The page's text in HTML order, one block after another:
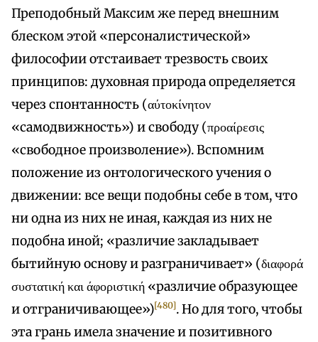
Преподобный Максим же перед внешним
блеском этой «персоналистической»
философии отстаивает трезвость своих
принципов: духовная природа определяется
через спонтанность (αύτοκίνητον
«самодвижность») и свободу (προαίρεσις
«свободное произволение»). Вспомним
положение из онтологического учения о
движении: все вещи подобны себе в том, что
ни одна из них не иная, каждая из них не
подобна иной; «различие закладывает
бытийную основу и разграничивает» (διαφορά
συστατική και άφοριστική «различие образующее
и отграничивающее»)[480]. Но для того, чтобы
эта грань имела значение и позитивного